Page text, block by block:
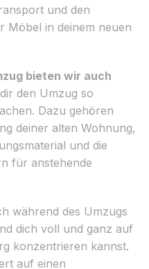
und den
Möbel in deinem neuen
bieten wir auch
den Umzug so
Dazu gehören
deiner alten Wohnung,
und die
für anstehende
während des Umzugs
dich voll und ganz auf
konzentrieren kannst.
auf einen